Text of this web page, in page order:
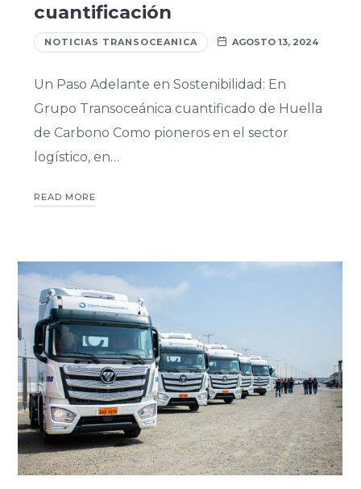
cuantificación
NOTICIAS TRANSOCEANICA AGOSTO 13, 2024
Un Paso Adelante en Sostenibilidad: En
Grupo Transoceánica cuantificado de Huella
de Carbono Como pioneros en el sector
logístico, en…
READ MORE